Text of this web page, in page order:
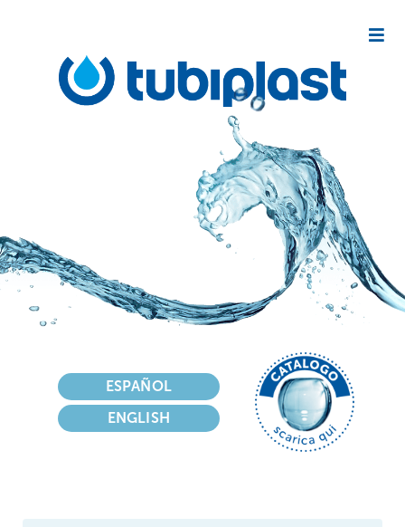
Seleziona la tua lingua
ESPAÑOL
ENGLISH